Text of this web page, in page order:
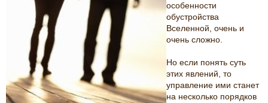
особенности
обустройства
Вселенной, очень и
очень сложно.
Но если понять суть
этих явлений, то
управление ими станет
на несколько порядков